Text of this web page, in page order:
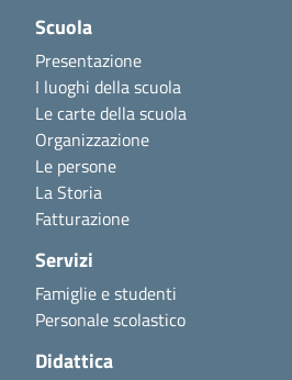
Scuola
Presentazione
I luoghi della scuola
Le carte della scuola
Organizzazione
Le persone
La Storia
Fatturazione
Servizi
Famiglie e studenti
Personale scolastico
Didattica